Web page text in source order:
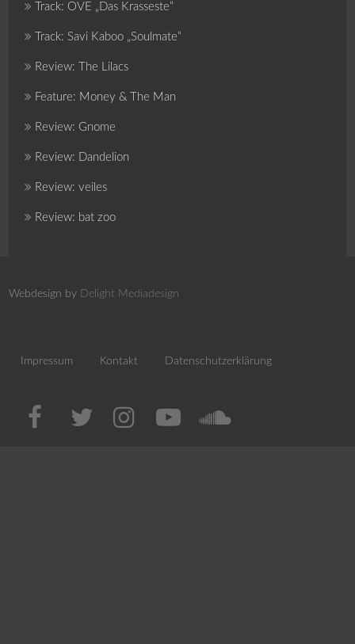
Track: OVE „Das Krasseste“
Track: Savi Kaboo „Soulmate“
Review: The Lilacs
Feature: Money & The Man
Review: Gnome
Review: Dandelion
Review: veiles
Review: bat zoo
Webdesign by Delight Mediadesign
Impressum Kontakt Datenschutzerklärung